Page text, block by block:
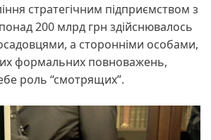
стратегічним підприємством з
200 млрд грн здійснювалось
а сторонніми особами,
формальних повноважень,
роль “смотрящих”.